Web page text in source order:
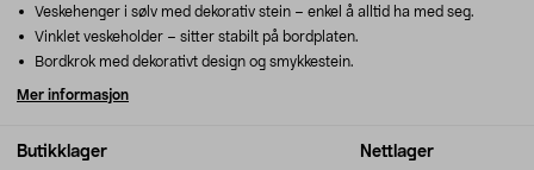
Butikklager Nettlager
Veskehenger i sølv med dekorativ stein – enkel å alltid ha med seg.
Vinklet veskeholder – sitter stabilt på bordplaten.
Bordkrok med dekorativt design og smykkestein.
Mer informasjon